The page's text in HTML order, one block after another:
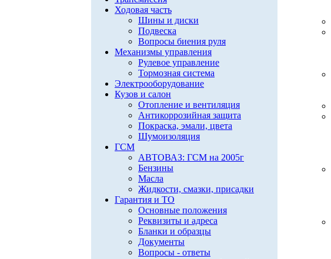
Ходовая часть
Шины и диски
Подвеска
Вопросы биения руля
Механизмы управления
Рулевое управление
Тормозная система
Электрооборудование
Кузов и салон
Отопление и вентиляция
Антикоррозийная защита
Покраска, эмали, цвета
Шумоизоляция
ГСМ
АВТОВАЗ: ГСМ на 2005г
Бензины
Масла
Жидкости, смазки, присадки
Гарантия и ТО
Основные положения
Реквизиты и адреса
Бланки и образцы
Документы
Вопросы - ответы